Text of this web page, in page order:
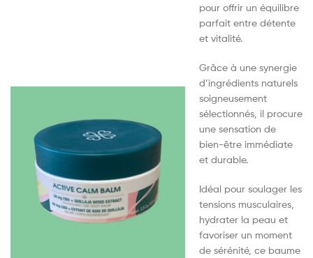
pour offrir un équilibre
parfait entre détente
et vitalité.
Grâce à une synergie
d’ingrédients naturels
soigneusement
sélectionnés, il procure
une sensation de
bien-être immédiate
et durable.
Idéal pour soulager les
tensions musculaires,
hydrater la peau et
favoriser un moment
de sérénité, ce baume